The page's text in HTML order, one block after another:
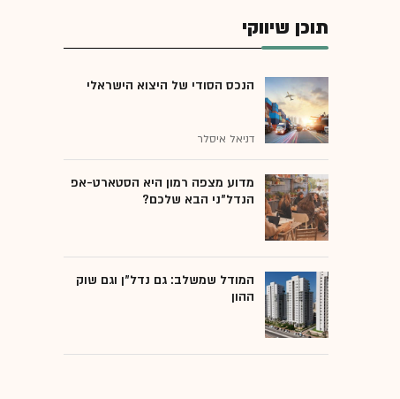
תוכן שיווקי
הנכס הסודי של היצוא הישראלי
דניאל איסלר
מדוע מצפה רמון היא הסטארט-אפ
הנדל"ני הבא שלכם?
המודל שמשלב: גם נדל"ן וגם שוק
ההון